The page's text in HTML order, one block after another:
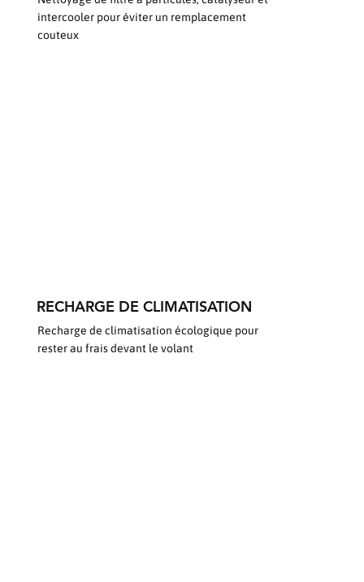
intercooler pour éviter un remplacement
couteux
RECHARGE DE CLIMATISATION
Recharge de climatisation écologique pour
rester au frais devant le volant